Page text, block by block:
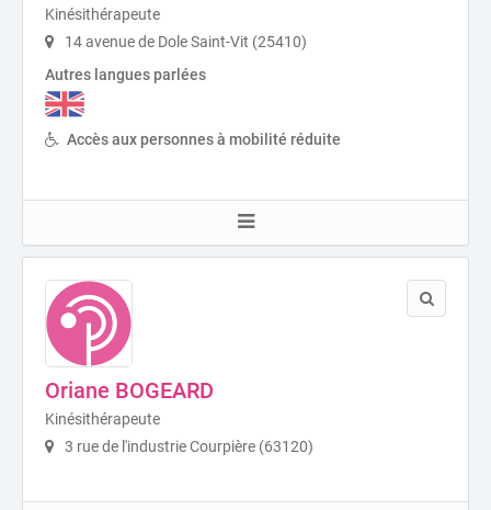
Kinésithérapeute
14 avenue de Dole Saint-Vit (25410)
Autres langues parlées
Accès aux personnes à mobilité réduite
Oriane BOGEARD
Kinésithérapeute
3 rue de l'industrie Courpière (63120)